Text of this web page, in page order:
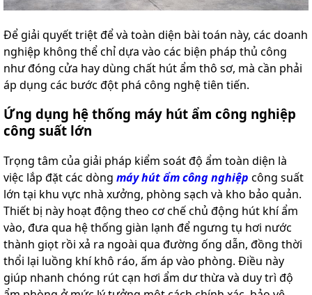
Để giải quyết triệt để và toàn diện bài toán này, các doanh
nghiệp không thể chỉ dựa vào các biện pháp thủ công
như đóng cửa hay dùng chất hút ẩm thô sơ, mà cần phải
áp dụng các bước đột phá công nghệ tiên tiến.
Ứng dụng hệ thống máy hút ẩm công nghiệp
công suất lớn
Trọng tâm của giải pháp kiểm soát độ ẩm toàn diện là
việc lắp đặt các dòng máy hút ẩm công nghiệp công suất
lớn tại khu vực nhà xưởng, phòng sạch và kho bảo quản.
Thiết bị này hoạt động theo cơ chế chủ động hút khí ẩm
vào, đưa qua hệ thống giàn lạnh để ngưng tụ hơi nước
thành giọt rồi xả ra ngoài qua đường ống dẫn, đồng thời
thổi lại luồng khí khô ráo, ấm áp vào phòng. Điều này
giúp nhanh chóng rút cạn hơi ẩm dư thừa và duy trì độ